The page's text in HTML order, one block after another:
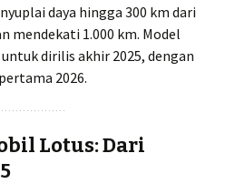
daya hingga 300 km dari
mendekati 1.000 km. Model
dirilis akhir 2025, dengan
2026.
Lotus: Dari